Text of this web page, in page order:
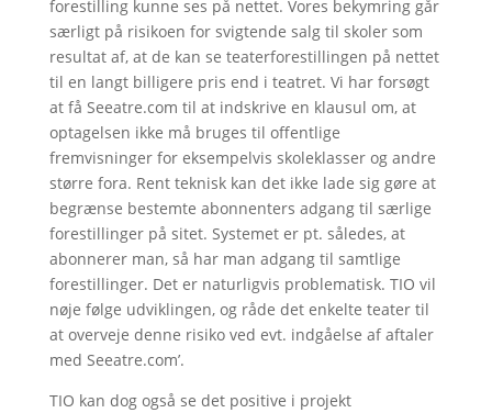
forestilling kunne ses på nettet. Vores bekymring går
særligt på risikoen for svigtende salg til skoler som
resultat af, at de kan se teaterforestillingen på nettet
til en langt billigere pris end i teatret. Vi har forsøgt
at få Seeatre.com til at indskrive en klausul om, at
optagelsen ikke må bruges til offentlige
fremvisninger for eksempelvis skoleklasser og andre
større fora. Rent teknisk kan det ikke lade sig gøre at
begrænse bestemte abonnenters adgang til særlige
forestillinger på sitet. Systemet er pt. således, at
abonnerer man, så har man adgang til samtlige
forestillinger. Det er naturligvis problematisk. TIO vil
nøje følge udviklingen, og råde det enkelte teater til
at overveje denne risiko ved evt. indgåelse af aftaler
med Seeatre.com’.
TIO kan dog også se det positive i projekt